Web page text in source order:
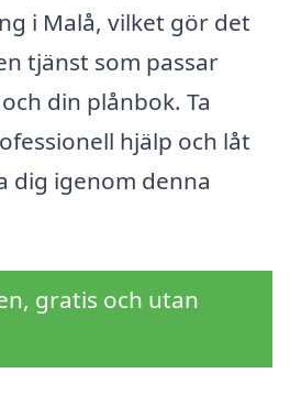
i Malå, vilket gör det
tjänst som passar
din plånbok. Ta
hjälp och låt
dig igenom denna
gratis och utan